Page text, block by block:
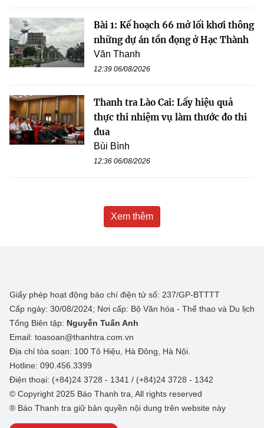
Bài 1: Kế hoạch 66 mở lối khơi thông
những dự án tồn đọng ở Hạc Thành
Văn Thanh
12:39 06/08/2026
Thanh tra Lào Cai: Lấy hiệu quả
thực thi nhiệm vụ làm thước đo thi
đua
Bùi Bình
12:36 06/08/2026
Xem thêm
Giấy phép hoạt động báo chí điện tử số: 237/GP-BTTTT
Cấp ngày: 30/08/2024; Nơi cấp: Bộ Văn hóa - Thể thao và Du lịch
Tổng Biên tập: Nguyễn Tuấn Anh
Email: toasoan@thanhtra.com.vn
Địa chỉ tòa soạn: 100 Tô Hiệu, Hà Đông, Hà Nội.
Hotline: 090.456.3399
Điện thoại: (+84)24 3728 - 1341 / (+84)24 3728 - 1342
© Copyright 2025 Báo Thanh tra, All rights reserved
® Báo Thanh tra giữ bản quyền nội dung trên website này